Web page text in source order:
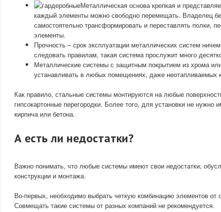
Металлическая основа крепкая и
каждый элементы можно свободно перемещать. Владелец
самостоятельно трансформировать и переставлять полки,
элементы.
Прочность – срок эксплуатации металлических систем
следовать правилам, такая система прослужит много
Металлические системы с защитным покрытием из хрома
устанавливать в любых помещениях, даже неотапливаемых
Как правило, стальные системы монтируются на любые
гипсокартонные перегородки. Более того, для установки не нужно
кирпича или бетона.
А есть ли недостатки?
Важно понимать, что любые системы имеют свои недостатки,
конструкции и монтажа.
Во-первых, необходимо выбрать четкую комбинацию элементов от
Совмещать такие системы от разных компаний не рекомендуется.